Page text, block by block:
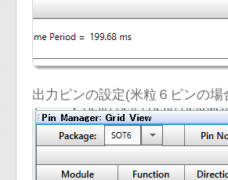
出力ピンの設定(米粒６ピンの場